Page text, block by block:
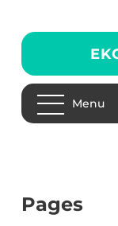
Menu
Pages